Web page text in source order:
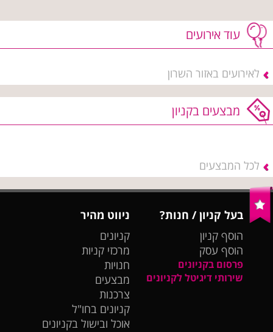
עוד אירועים
לאירועים באזור השרון
מבצעים בקניון
לכל המבצעים
בעל קניון / חנות?
הוסף קניון
הוסף עסק
פרסום בקניונים
שירותי דיגיטל לקניונים
ניווט מהיר
קניונים
מרכזי קניות
חנויות
מבצעים
צרכנות
קניונים בחו"ל
אוכל ובישול בקניונים